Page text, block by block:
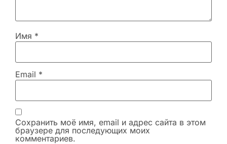
Имя *
Email *
Сохранить моё имя, email и адрес сайта в этом
браузере для последующих моих
комментариев.